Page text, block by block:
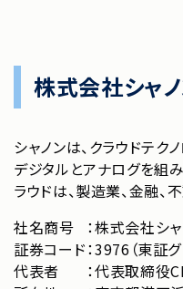
株式会社シャ
シャノンは、クラウドテク
デジタルとアナログを組
ラウドは、製造業、⾦融
社名商号
：株式会社シャ
証券コード：3976（東証グ
代表者
：代表取締役